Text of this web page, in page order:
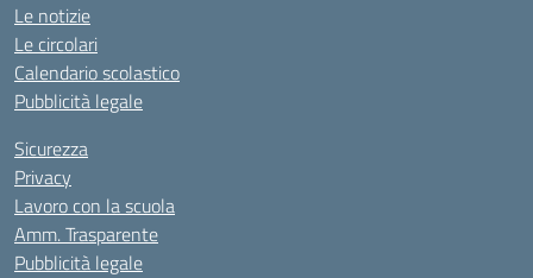
Le notizie
Le circolari
Calendario scolastico
Pubblicità legale
Sicurezza
Privacy
Lavoro con la scuola
Amm. Trasparente
Pubblicità legale